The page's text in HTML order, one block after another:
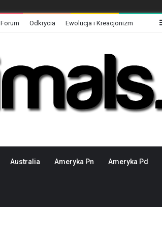
Forum Odkrycia Ewolucja i Kreacjonizm
Australia Ameryka Pn Ameryka Pd